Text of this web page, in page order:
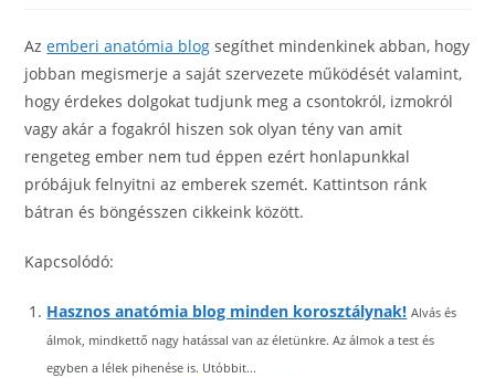
Azemberi anatómia blog segíthet mindenkinek abban, hogy
jobban megismerje a saját szervezete működését valamint,
hogy érdekes dolgokat tudjunk meg a csontokról, izmokról
vagy akár a fogakról hiszen sok olyan tény van amit
rengeteg ember nem tud éppen ezért honlapunkkal
próbájuk felnyitni az emberek szemét. Kattintson ránk
bátran és böngésszen cikkeink között.
Kapcsolódó:
Hasznos anatómia blog minden korosztálynak! Alvás és
álmok, mindkettő nagy hatással van az életünkre. Az álmok a test és
egyben a lélek pihenése is. Utóbbit...